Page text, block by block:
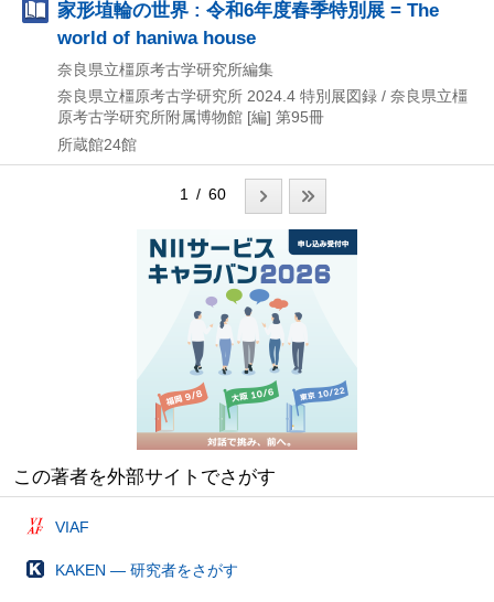
家形埴輪の世界 : 令和6年度春季特別展 = The
world of haniwa house
奈良県立橿原考古学研究所編集
奈良県立橿原考古学研究所 2024.4 特別展図録 / 奈良県立橿
原考古学研究所附属博物館 [編] 第95冊
所蔵館24館
1 / 60
この著者を外部サイトでさがす
VIAF
KAKEN — 研究者をさがす